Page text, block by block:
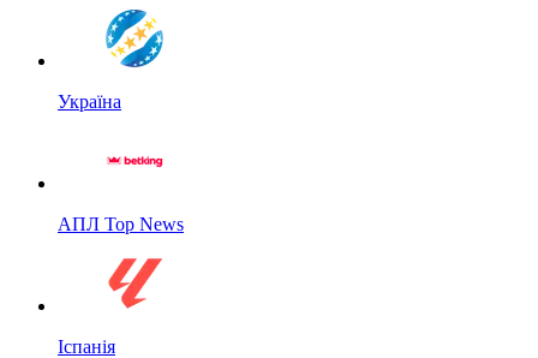
Україна
АПЛ Top News
Іспанія